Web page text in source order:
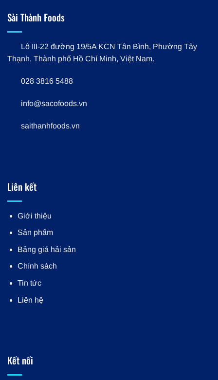
Sài Thành Foods
Lô III-22 đường 19/5A KCN Tân Bình, Phường Tây
Thạnh, Thành phố Hồ Chí Minh, Việt Nam.
028 3816 5488
info@sacofoods.vn
saithanhfoods.vn
Liên kết
Giới thiệu
Sản phẩm
Bảng giá hải sản
Chính sách
Tin tức
Liên hệ
Kết nối